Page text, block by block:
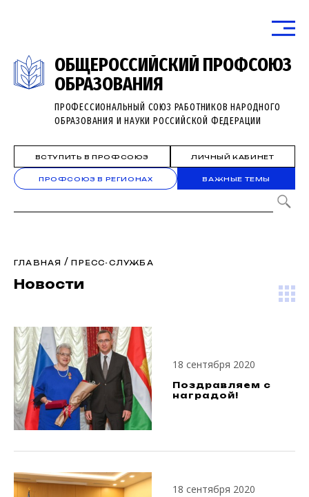
ОБЩЕРОССИЙСКИЙ ПРОФСОЮЗ
ОБРАЗОВАНИЯ
ПРОФЕССИОНАЛЬНЫЙ СОЮЗ РАБОТНИКОВ НАРОДНОГО
ОБРАЗОВАНИЯ И НАУКИ РОССИЙСКОЙ ФЕДЕРАЦИИ
ВСТУПИТЬ В ПРОФСОЮЗ ЛИЧНЫЙ КАБИНЕТ
ПРОФСОЮЗ В РЕГИОНАХ ВАЖНЫЕ ТЕМЫ
ГЛАВНАЯ /ПРЕСС-СЛУЖБА
Новости
18 сентября 2020
Поздравляем с
наградой!
18 сентября 2020